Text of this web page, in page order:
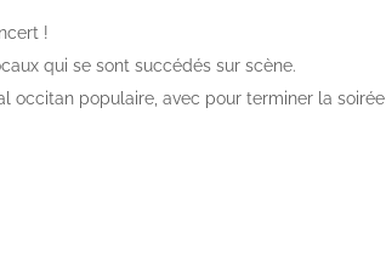
!
qui se sont succédés sur scène.
occitan populaire, avec pour terminer la soirée